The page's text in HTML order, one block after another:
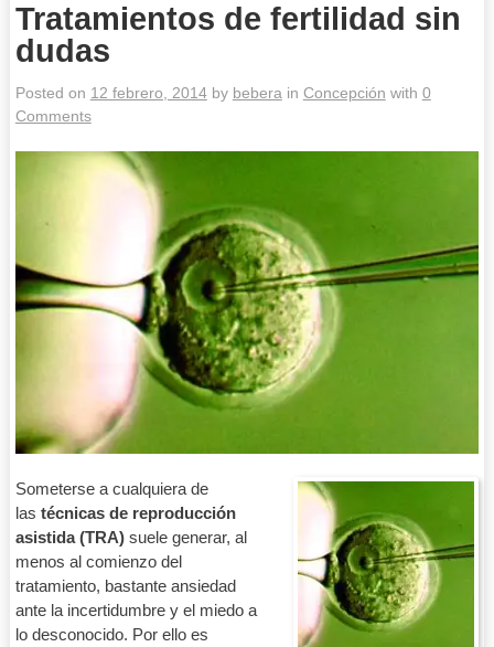
Tratamientos de fertilidad sin
dudas
Posted on 12 febrero, 2014by bebera in Concepción with 0
Comments
Someterse a cualquiera de
las técnicas de reproducción
asistida (TRA)suele generar, al
menos al comienzo del
tratamiento, bastante ansiedad
ante la incertidumbre y el miedo a
lo desconocido. Por ello es